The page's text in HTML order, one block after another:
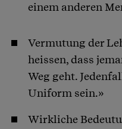
einem anderen
Vermutung der
heissen, dass
Weg geht.
Uniform sein.»
Wirkliche